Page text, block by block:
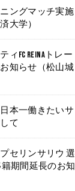
ングマッチ実施
大学）
ィFC Reinaトレー
知らせ（松山城
本一働きたいサ
て
セリンサリウ 選
期間延長のお知